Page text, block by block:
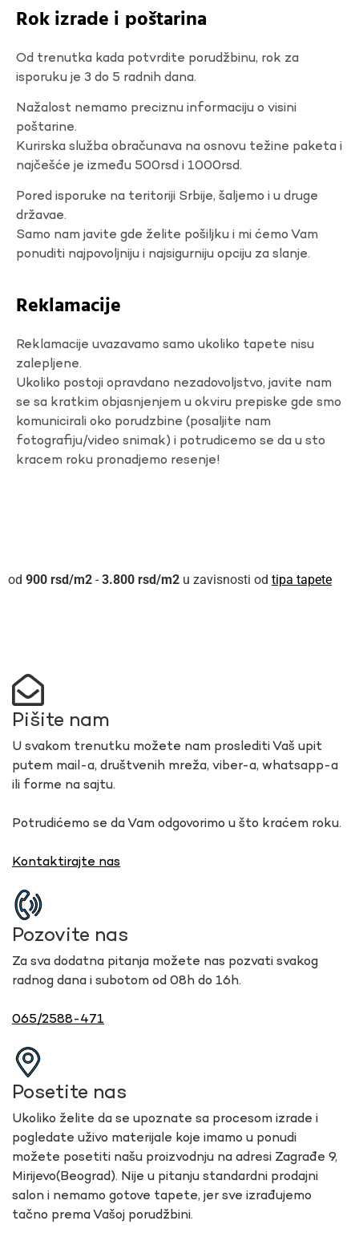
Rok izrade i poštarina
Od trenutka kada potvrdite porudžbinu, rok za
isporuku je 3 do 5 radnih dana.
Nažalost nemamo preciznu informaciju o visini
poštarine.
Kurirska služba obračunava na osnovu težine paketa i
najčešće je između 500rsd i 1000rsd.
Pored isporuke na teritoriji Srbije, šaljemo i u druge
državae.
Samo nam javite gde želite pošiljku i mi ćemo Vam
ponuditi najpovoljniju i najsigurniju opciju za slanje.
Reklamacije
Reklamacije uvazavamo samo ukoliko tapete nisu
zalepljene.
Ukoliko postoji opravdano nezadovoljstvo, javite nam
se sa kratkim objasnjenjem u okviru prepiske gde smo
komunicirali oko porudzbine (posaljite nam
fotografiju/video snimak) i potrudicemo se da u sto
kracem roku pronadjemo resenje!
900 rsd - 3.800 rsd u zavisnosti od tipa tapete
Pišite nam
U svakom trenutku možete nam proslediti Vaš upit
putem mail-a, društvenih mreža, viber-a, whatsapp-a
ili forme na sajtu.
Potrudićemo se da Vam odgovorimo u što kraćem roku.
Kontaktirajte nas
Pozovite nas
Za sva dodatna pitanja možete nas pozvati svakog
radnog dana i subotom od 08h do 16h.
065/2588-471
Posetite nas
Ukoliko želite da se upoznate sa procesom izrade i
pogledate uživo materijale koje imamo u ponudi
možete posetiti našu proizvodnju na adresi Zagrađe 9,
Mirijevo(Beograd). Nije u pitanju standardni prodajni
salon i nemamo gotove tapete, jer sve izrađujemo
tačno prema Vašoj porudžbini.